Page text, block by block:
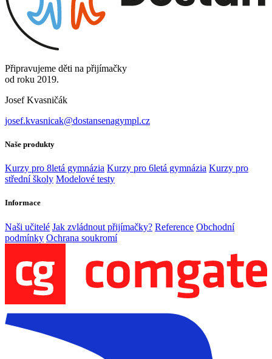
Připravujeme děti na přijímačky
od roku 2019.
Josef Kvasničák
josef.kvasnicak@dostansenagympl.cz
Naše produkty
Kurzy pro 8letá gymnázia Kurzy pro 6letá gymnázia Kurzy pro
střední školy Modelové testy
Informace
Naši učitelé Jak zvládnout přijímačky? Reference Obchodní
podmínky Ochrana soukromí